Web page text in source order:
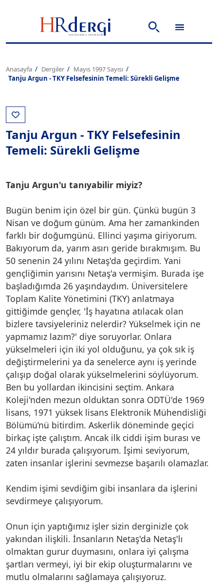
Anasayfa Dergiler
Mayıs 1997 Sayısı
Tanju Argun - TKY Felsefesinin Temeli: Sürekli Gelişme
Tanju Argun - TKY Felsefesinin
Temeli: Sürekli Gelişme
Tanju Argun'u tanıyabilir miyiz?
Bugün benim için özel bir gün. Çünkü bugün 3
Nisan ve doğum günüm. Ama her zamankinden
farklı bir doğumgünü. Ellinci yaşıma giriyorum.
Bakıyorum da, yarım asırı geride bırakmışım. Bu
50 senenin 24 yılını Netaş'da geçirdim. Yani
gençliğimin yarısını Netaş'a vermişim. Burada işe
başladığımda 26 yaşındaydım. Üniversitelere
Toplam Kalite Yönetimini (TKY) anlatmaya
gittiğimde gençler, 'İş hayatına atılacak olan
bizlere tavsiyeleriniz nelerdir? Yükselmek için ne
yapmamız lazım?' diye soruyorlar. Onlara
yükselmeleri için iki yol olduğunu, ya çok sık iş
değiştirmelerini ya da senelerce aynı iş yerinde
çalışıp doğal olarak yükselmelerini söylüyorum.
Ben bu yollardan ikincisini seçtim. Ankara
Koleji'nden mezun olduktan sonra ODTÜ'de 1969
lisans, 1971 yüksek lisans Elektronik Mühendisliği
Bölümü’nü bitirdim. Askerlik döneminde geçici
birkaç işte çalıştım. Ancak ilk ciddi işim burası ve
24 yıldır burada çalışıyorum. İşimi seviyorum,
zaten insanlar işlerini sevmezse başarılı olamazlar.
Kendim işimi sevdiğim gibi insanlara da işlerini
sevdirmeye çalışıyorum.
Onun için yaptığımız işler sizin derginizle çok
yakından ilişkili. İnsanların Netaş'da Netaş'lı
olmaktan gurur duymasını, onlara iyi çalışma
şartları vermeyi, iyi bir ekip oluşturmalarını ve
mutlu olmalarını sağlamaya çalışıyoruz.